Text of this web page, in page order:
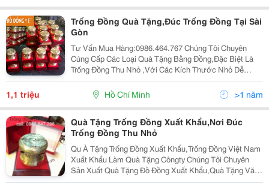
Trống Đồng Quà Tặng,Đúc Trống Đồng Tại Sài
Gòn
Tư Vấn Mua Hàng:0986.464.767 Chúng Tôi Chuyên
Cúng Cấp Các Loại Quà Tặng Bằng Đồng,Đặc Biệt Là
Trống Đồng Thu Nhỏ ,Với Các Kích Thước Nhỏ Dễ
Mang Đi,7,8,9,10,12... Cm. Trống Đồng Quà Tặng Hiện
Nay Được Các Công Ty Mua Dùng Làm Quà Tặng Tri Ân
1,1 triệu Hồ Chí Minh >1 năm
Quà Tặng Trống Đồng Xuất Khẩu,Nơi Đúc
Trống Đồng Thu Nhỏ
Qu À Tặng Trống Đồng Xuất Khẩu,Trống Đồng Việt Nam
Xuất Khẩu Làm Quà Tặng Côngty Chúng Tôi Chuyên
Sản Xuất Quà Tặng Đồ Đồng Xuất Khẩu,Quà Tặng Văn
Hóa Việt Nam,Đồ Đồngxuất Khẩu,Với Những Nghệ